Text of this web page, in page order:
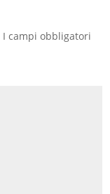
I campi obbligatori